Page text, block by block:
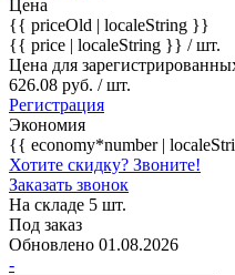
Цена
{{ priceOld | localeString }}
{{ price | localeString }} / шт.
Цена для
626.08 руб. / шт.
Регистрация
Экономия
{{ economy*number |
Хотите скидку? Звоните!
Заказать звонок
На складе 5 шт.
Под заказ
Обновлено 01.08.2026
-